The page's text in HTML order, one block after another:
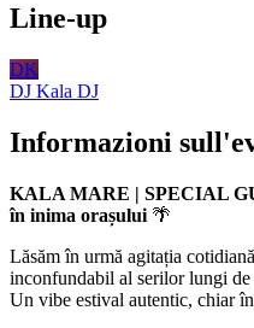
Line-up
DK
DJ Kala DJ
Informazioni
KALA MARE | SPECIAL
în inima orașului 🌴
Lăsăm în urmă agitația
inconfundabil al serilor lungi
Un vibe estival autentic, chiar